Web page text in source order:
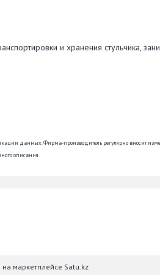
и хранения стульчика,
данных. Фирма-производитель регулярно вносит
описания.
на маркетплейсе Satu.kz